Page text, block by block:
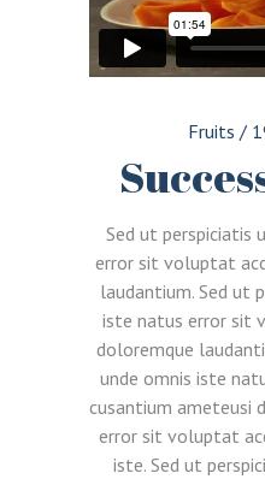
Fruits /
Sed ut perspiciatis
error sit voluptat
laudantium. Sed ut
iste natus error sit
doloremque
unde omnis iste
cusantium ameteusi
error sit voluptat
iste. Sed ut